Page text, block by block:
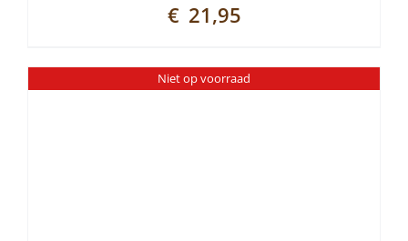
€ 21,95
Niet op voorraad